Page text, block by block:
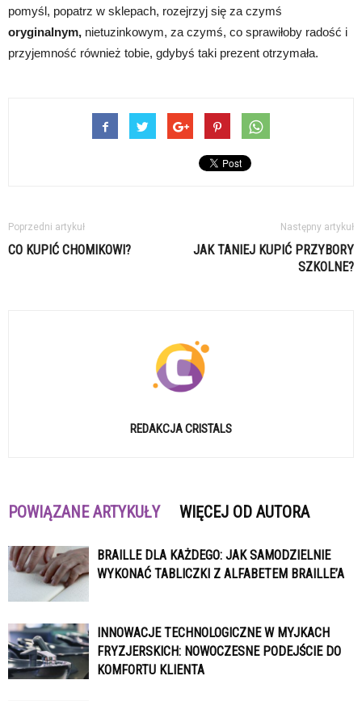
pomyśl, popatrz w sklepach, rozejrzyj się za czymś
oryginalnym, nietuzinkowym, za czymś, co sprawiłoby radość i
przyjemność również tobie, gdybyś taki prezent otrzymała.
Poprzedni artykuł
CO KUPIĆ CHOMIKOWI?
Następny artykuł
JAK TANIEJ KUPIĆ PRZYBORY
SZKOLNE?
REDAKCJA CRISTALS
POWIĄZANE ARTYKUŁY WIĘCEJ OD AUTORA
BRAILLE DLA KAŻDEGO: JAK SAMODZIELNIE
WYKONAĆ TABLICZKI Z ALFABETEM BRAILLE’A
INNOWACJE TECHNOLOGICZNE W MYJKACH
FRYZJERSKICH: NOWOCZESNE PODEJŚCIE DO
KOMFORTU KLIENTA